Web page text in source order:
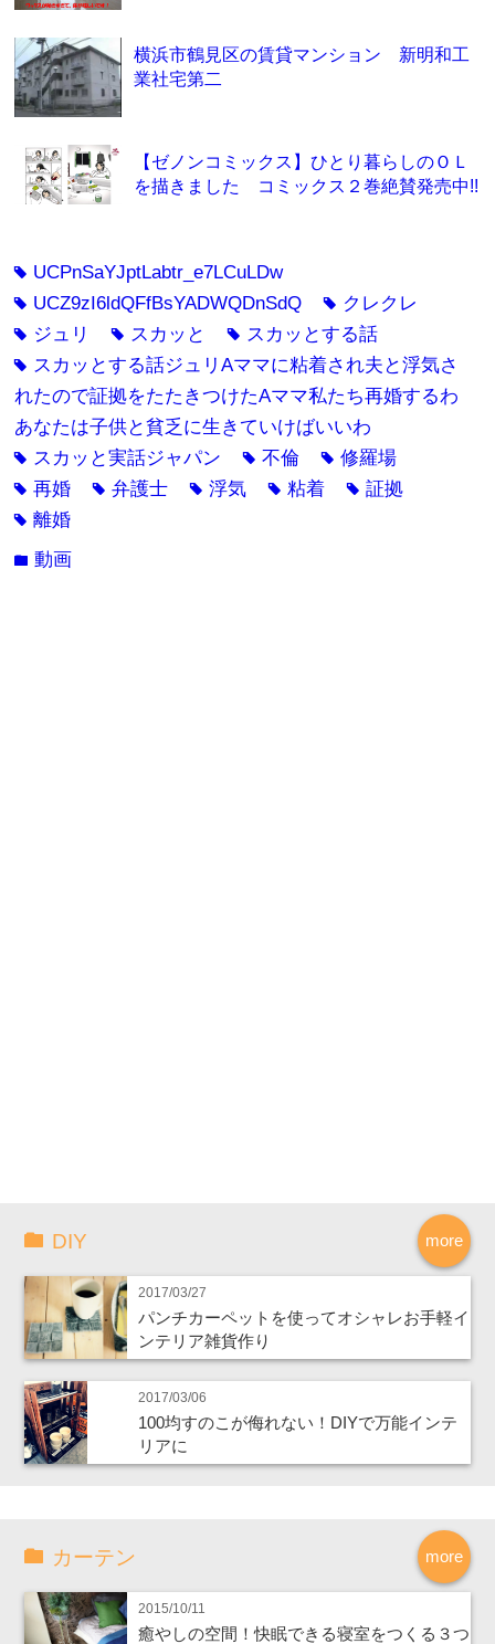
横浜市鶴見区の賃貸マンション 新明和工
業社宅第二
【ゼノンコミックス】ひとり暮らしのＯＬ
を描きました コミックス２巻絶賛発売中!!
tag UCPnSaYJptLabtr_e7LCuLDw
tag UCZ9zI6ldQFfBsYADWQDnSdQ tag クレクレ
tag ジュリ tag スカッと tag スカッとする話
tag スカッとする話ジュリAママに粘着され夫と浮気さ
れたので証拠をたたきつけたAママ私たち再婚するわ
あなたは子供と貧乏に生きていけばいいわ
tag スカッと実話ジャパン tag不倫 tag修羅場
tag再婚 tag弁護士 tag浮気 tag粘着 tag証拠
tag離婚
folder動画
more
DIY
2017/03/27
パンチカーペットを使ってオシャレお手軽イ
ンテリア雑貨作り
2017/03/06
100均すのこが侮れない！DIYで万能インテ
リアに
more
カーテン
2015/10/11
癒やしの空間！快眠できる寝室をつくる３つ